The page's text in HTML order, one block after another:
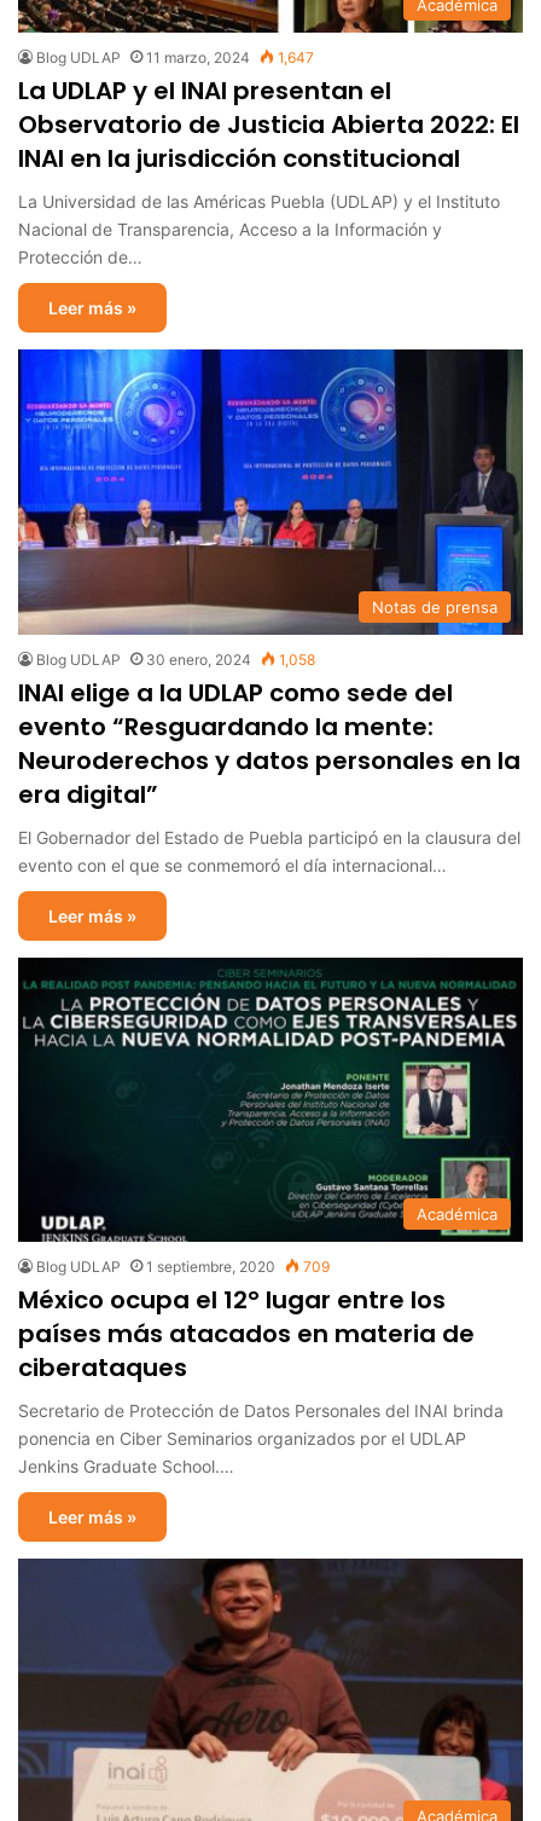
Académica
Blog UDLAP 11 marzo, 2024 1,647
La UDLAP y el INAI presentan el
Observatorio de Justicia Abierta 2022: El
INAI en la jurisdicción constitucional
La Universidad de las Américas Puebla (UDLAP) y el Instituto
Nacional de Transparencia, Acceso a la Información y
Protección de…
Leer más »
Notas de prensa
Blog UDLAP 30 enero, 2024 1,058
INAI elige a la UDLAP como sede del
evento “Resguardando la mente:
Neuroderechos y datos personales en la
era digital”
El Gobernador del Estado de Puebla participó en la clausura del
evento con el que se conmemoró el día internacional…
Leer más »
Académica
Blog UDLAP 1 septiembre, 2020 709
México ocupa el 12° lugar entre los
países más atacados en materia de
ciberataques
Secretario de Protección de Datos Personales del INAI brinda
ponencia en Ciber Seminarios organizados por el UDLAP
Jenkins Graduate School.…
Leer más »
Académica